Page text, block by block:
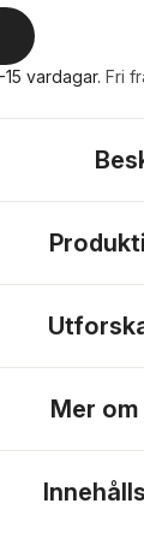
15 vardagar. Fri
Mer